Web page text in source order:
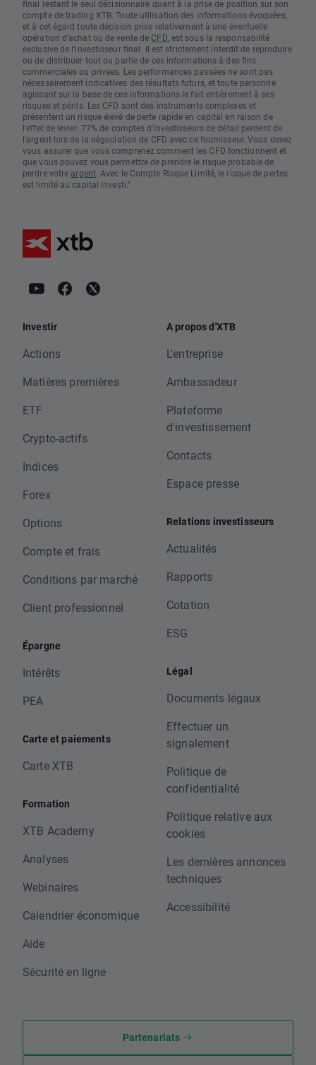
final restant le seul décisionnaire quant à la prise de position sur son
compte de trading XTB. Toute utilisation des informations évoquées,
et à cet égard toute décision prise relativement à une éventuelle
opération d’achat ou de vente de CFD , est sous la responsabilité
exclusive de l’investisseur final. Il est strictement interdit de reproduire
ou de distribuer tout ou partie de ces informations à des fins
commerciales ou privées. Les performances passées ne sont pas
nécessairement indicatives des résultats futurs, et toute personne
agissant sur la base de ces informations le fait entièrement à ses
risques et périls. Les CFD sont des instruments complexes et
présentent un risque élevé de perte rapide en capital en raison de
l'effet de levier. 77% de comptes d'investisseurs de détail perdent de
l'argent lors de la négociation de CFD avec ce fournisseur. Vous devez
vous assurer que vous comprenez comment les CFD fonctionnent et
que vous pouvez vous permettre de prendre le risque probable de
perdre votre argent. Avec le Compte Risque Limité, le risque de pertes
est limité au capital investi."
Investir
Actions
Matières premières
ETF
Crypto-actifs
Indices
Forex
Options
Compte et frais
Conditions par marché
Client professionnel
Épargne
Intérêts
PEA
Carte et paiements
Carte XTB
Formation
XTB Academy
Analyses
Webinaires
Calendrier économique
Aide
Sécurité en ligne
A propos d'XTB
L'entreprise
Ambassadeur
Plateforme
d'investissement
Contacts
Espace presse
Relations investisseurs
Actualités
Rapports
Cotation
ESG
Légal
Documents légaux
Effectuer un
signalement
Politique de
confidentialité
Politique relative aux
cookies
Les dernières annonces
techniques
Accessibilité
Partenariats